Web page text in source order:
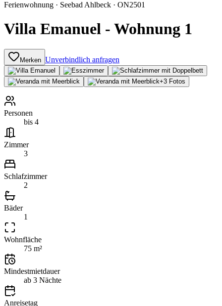
Ferienwohnung · Seebad Ahlbeck · ON2501
Villa Emanuel - Wohnung 1
Merken Unverbindlich anfragen
+3 Fotos
Personen
bis 4
Zimmer
3
Schlafzimmer
2
Bäder
1
Wohnfläche
75 m²
Mindestmietdauer
ab 3 Nächte
Anreisetag